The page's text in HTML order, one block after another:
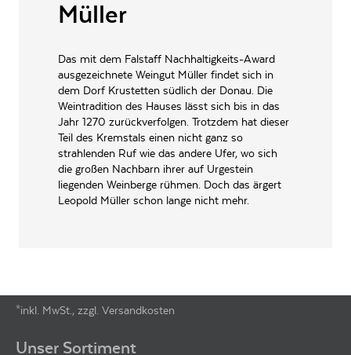
ARTIKELNUMMERMüller
Das mit dem Falstaff Nachhaltigkeits-Award
ausgezeichnete Weingut Müller findet sich in
dem Dorf Krustetten südlich der Donau. Die
Weintradition des Hauses lässt sich bis in das
Jahr 1270 zurückverfolgen. Trotzdem hat dieser
Teil des Kremstals einen nicht ganz so
strahlenden Ruf wie das andere Ufer, wo sich
die großen Nachbarn ihrer auf Urgestein
liegenden Weinberge rühmen. Doch das ärgert
Leopold Müller schon lange nicht mehr.
*inkl. MwSt., zzgl. Versandkosten
Unser Sortiment